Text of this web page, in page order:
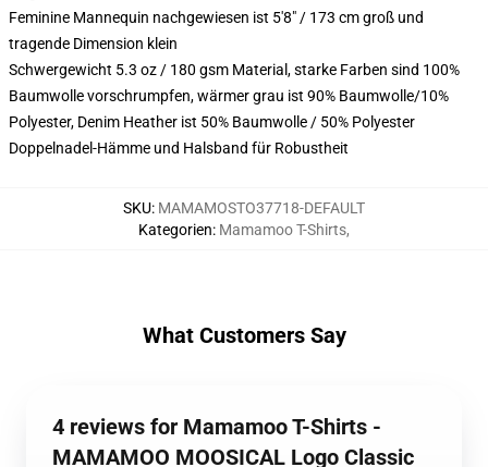
Feminine Mannequin nachgewiesen ist 5'8" / 173 cm groß und
tragende Dimension klein
Schwergewicht 5.3 oz / 180 gsm Material, starke Farben sind 100%
Baumwolle vorschrumpfen, wärmer grau ist 90% Baumwolle/10%
Polyester, Denim Heather ist 50% Baumwolle / 50% Polyester
Doppelnadel-Hämme und Halsband für Robustheit
SKU: MAMAMOSTO37718-DEFAULT
Kategorien: Mamamoo T-Shirts,
What Customers Say
4 reviews for Mamamoo T-Shirts -
MAMAMOO MOOSICAL Logo Classic